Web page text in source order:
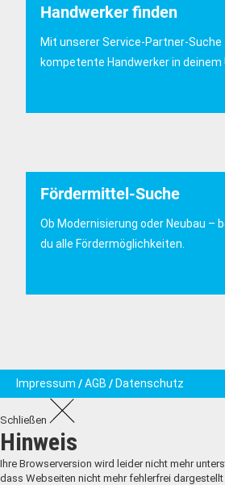
Handwerker finden
Mit unserer Service-Partner-Suche
kompetente Handwerker in deinem
Fördermittel-Suche
Ob Modernisierung oder Neubau –
du alle Fördermöglichkeiten.
Impressum AGB Datenschutz
Schließen
Hinweis
Ihre Browserversion wird leider nicht mehr
dass Webseiten nicht mehr fehlerfrei